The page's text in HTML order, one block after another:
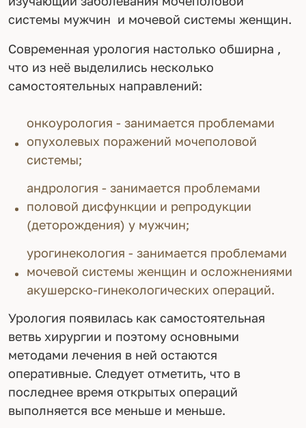
системы мужчин и мочевой системы женщин.
Современная урология настолько обширна ,
что из неё выделились несколько
самостоятельных направлений:
онкоурология - занимается проблемами
опухолевых поражений мочеполовой
системы;
андрология - занимается проблемами
половой дисфункции и репродукции
(деторождения) у мужчин;
урогинекология - занимается проблемами
мочевой системы женщин и осложнениями
акушерско-гинекологических операций.
Урология появилась как самостоятельная
ветвь хирургии и поэтому основными
методами лечения в ней остаются
оперативные. Следует отметить, что в
последнее время открытых операций
выполняется все меньше и меньше.